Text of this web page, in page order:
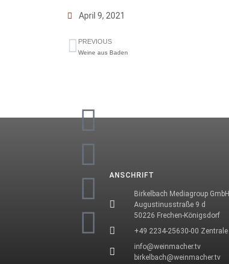
April 9, 2021
PREVIOUS
Weine aus Baden
ANSCHRIFT
Birkelbach Mediagroup GmbH
Augustinusstraße 9 d
50226 Frechen-Königsdorf
+49 2234-25630-00 Zentrale
info@weinmacher.tv
birkelbach@weinmacher.tv